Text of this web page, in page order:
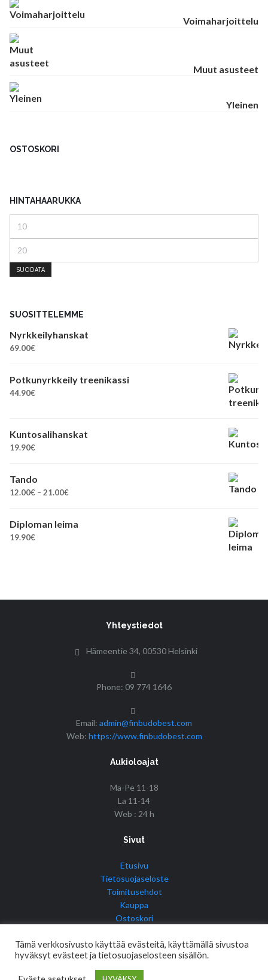
Voimaharjoittelu
Muut asusteet
Yleinen
OSTOSKORI
HINTAHAARUKKA
SUODATA
SUOSITTELEMME
Nyrkkeilyhanskat
69.00€
Potkunyrkkeily treenikassi
44.90€
Kuntosalihanskat
19.90€
Tando
12.00€ –21.00€
Diploman leima
19.90€
Yhteystiedot
Hämeentie 34, 00530 Helsinki
Phone: 09 774 1646
Email: admin@finbudobest.com
Web: https://www.finbudobest.com
Aukioloajat
Ma-Pe 11-18
La 11-14
Web : 24 h
Sivut
Etusivu
Tietosuojaseloste
Toimitusehdot
Kauppa
Ostoskori
Tämä verkkosivusto käyttää evästeitä, käyttämällä sivustoa
hyväksyt evästeet ja tietosuojaselosteen sisällön.